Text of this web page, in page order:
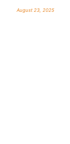
August 23, 2025